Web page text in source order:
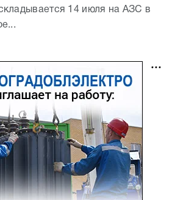
14 июля на АЗС в